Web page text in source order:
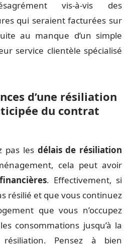
vis-à-vis des
qui seraient facturées sur
au manque d’un simple
service clientèle spécialisé
d’une résiliation
du contrat
pas les délais de résiliation
cela peut avoir
. Effectivement, si
résilié et que vous continuez
que vous n’occupez
consommations jusqu’à la
Pensez à bien